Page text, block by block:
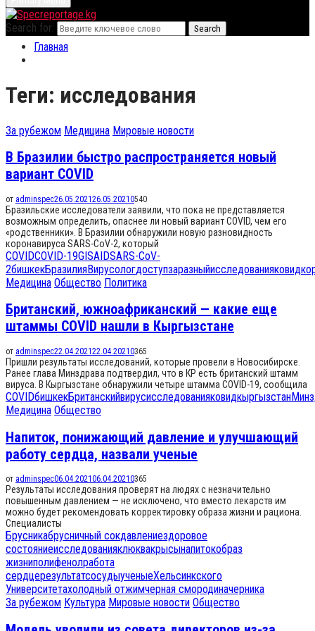
Search for: Search
Главная
Теги: исследования
За рубежом Медицина Мировые новости
В Бразилии быстро распространяется новый
вариант COVID
от adminspec26.05.202126.05.20210540
Бразильские исследователи заявили, что пока не представляется
возможным определить, опаснее ли новый вариант COVID, чем его
«родственники». В Бразилии обнаружили новую разновидность
коронавируса SARS-CoV-2, который
COVIDCOVID-19GISAIDSARS-CoV-
2бишкекБразилияВирусологдоступзаразныйисследованияковид
Медицина Общество Политика
Британский, южноафриканский — какие еще
штаммы COVID нашли в Кыргызстане
от adminspec22.04.202122.04.20210365
Пришли результаты исследований, которые провели в Новосибирске.
Ранее глава Минздрава подтвердил, что в КР есть британский штамм
вируса. В Кыргызстане обнаружили четыре штамма COVID-19, сообщила
COVIDбишкекБританскийвирусисследованияковидкыргызстан
Медицина Общество
Напиток, понижающий давление и улучшающий
работу сердца, назвали ученые
от adminspec06.04.202106.04.20210365
Результаты исследования проверят на людях с незначительно
повышенным давлением — не исключено, что вместо лекарств им
можно будет рекомендовать корректировку образа жизни и рациона.
Специалисты
Брусникабрусничный сокдавлениездоровое
состояниеисследованияклюквакрысынапитокобраз
жизниполифенолработа
сердцерезультатсосудыученыеХельсинкского
Университетахолодный отжимчерная смородиначерника
За рубежом Культура Мировые новости Общество